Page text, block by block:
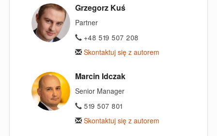
Grzegorz Kuś
Partner
+48 519 507 208
Skontaktuj się z autorem
Marcin Idczak
Senior Manager
519 507 801
Skontaktuj się z autorem